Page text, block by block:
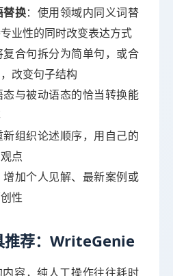
替换：使用领域内同义词替
业性的同时改变表达方式
复合句拆分为简单句，或合
改变句子结构
态与被动语态的恰当转换能
新组织论述顺序，用自己的
点
增加个人见解、最新案例或
性
推荐：WriteGenie
容，纯人工操作往往耗时